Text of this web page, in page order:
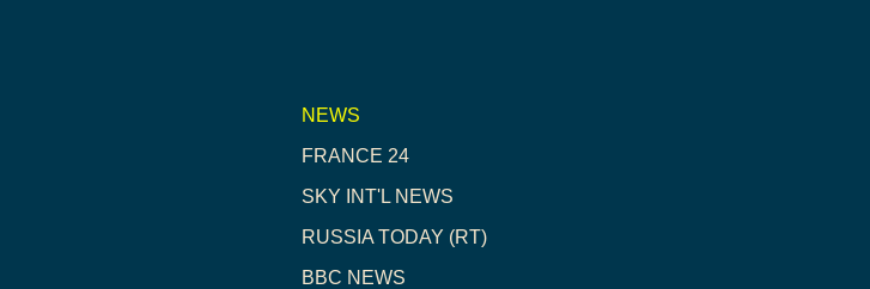
NEWS
FRANCE 24
SKY INT'L NEWS
RUSSIA TODAY (RT)
BBC NEWS